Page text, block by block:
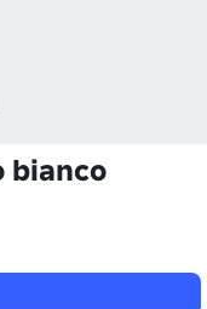
bianco